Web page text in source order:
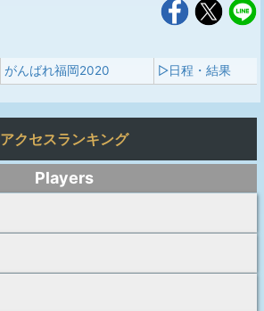
がんばれ福岡2020 ▷日程・結果
アクセスランキング
Players